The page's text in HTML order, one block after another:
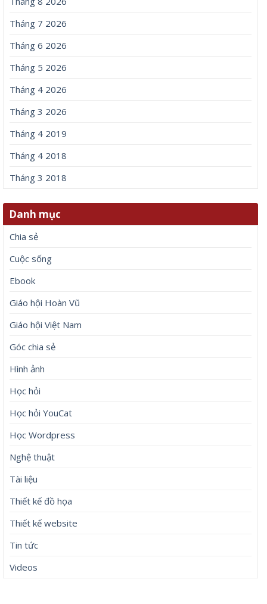
Tháng 7 2026
Tháng 6 2026
Tháng 5 2026
Tháng 4 2026
Tháng 3 2026
Tháng 4 2019
Tháng 4 2018
Tháng 3 2018
Danh mục
Chia sẻ
Cuộc sống
Ebook
Giáo hội Hoàn Vũ
Giáo hội Việt Nam
Góc chia sẻ
Hình ảnh
Học hỏi
Học hỏi YouCat
Học Wordpress
Nghệ thuật
Tài liệu
Thiết kế đồ họa
Thiết kế website
Tin tức
Videos